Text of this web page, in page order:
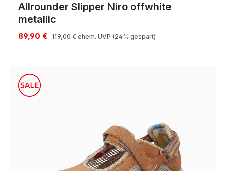
Allrounder Slipper Niro offwhite
metallic
89,90 € 119,00 € ehem. UVP (24% gespart)